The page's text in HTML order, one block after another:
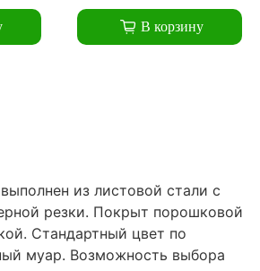
В корзину
из листовой стали с
резки. Покрыт порошковой
Стандартный цвет по
муар. Возможность выбора